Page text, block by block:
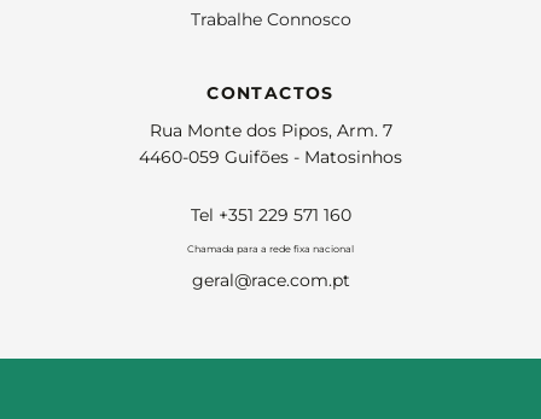
Trabalhe Connosco
CONTACTOS
Rua Monte dos Pipos, Arm. 7
4460-059 Guifões - Matosinhos
Tel +351 229 571 160
Chamada para a rede fixa nacional
geral@race.com.pt